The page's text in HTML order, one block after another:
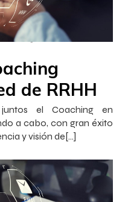
– 15:00
de RRHH
el Coaching en
a cabo, con gran éxito
y visión de[…]